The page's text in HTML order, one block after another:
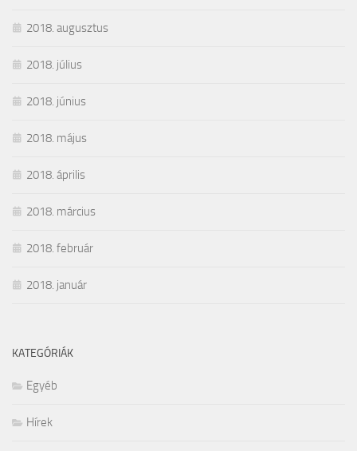
2018. augusztus
2018. július
2018. június
2018. május
2018. április
2018. március
2018. február
2018. január
KATEGÓRIÁK
Egyéb
Hírek